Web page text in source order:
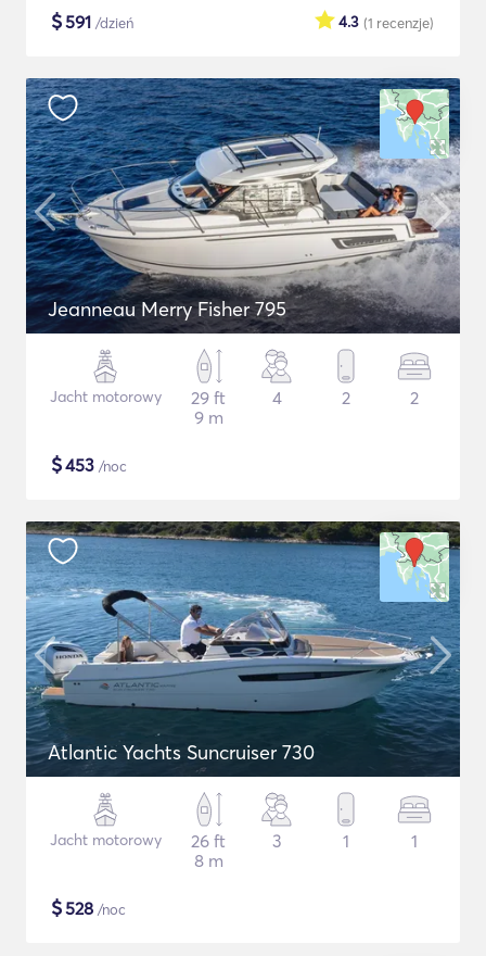
$591 /dzień (1 recenzje)
4.3
Jeanneau Merry Fisher 795
Jacht motorowy
29 ft
9 m
4 2 2
$453 /noc
Atlantic Yachts Suncruiser 730
Jacht motorowy
26 ft
8 m
3 1 1
$528 /noc